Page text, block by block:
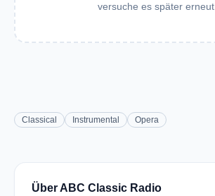
versuche es später erneut.
Classical Instrumental Opera
Über ABC Classic Radio